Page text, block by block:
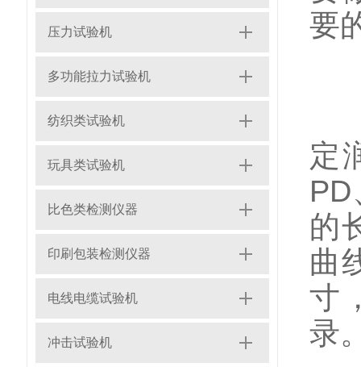
压力试验机
多功能拉力试验机
纺织类试验机
玩具类试验机
比色类检测仪器
印刷包装检测仪器
电线电缆试验机
冲击试验机
要
定
的
曲
寸
录